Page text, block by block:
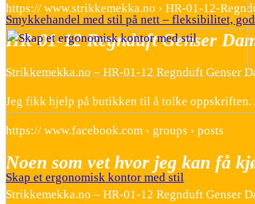
Smykkehandel med stil på nett – fleksibilitet,
Skap et ergonomisk kontor med stil
https:// www.strikkemekka.no › HR-01-12-
HR-01-12 Regnduft Genser
Strikkemekka.no – HR-01-12 Regnduft Genser
Jeg fikk hjelp på butikken til å tolke oppskriften.
https:// www.facebook.com › groups › posts
Noen som vet hvor jeg kan få
Strikkemekka.no – HR-01-12 Regnduft Genser